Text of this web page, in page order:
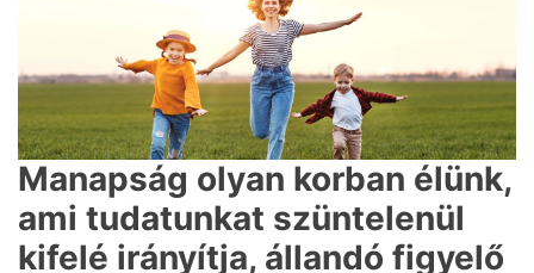
Manapság olyan korban élünk,
ami tudatunkat szüntelenül
kifelé irányítja, állandó figyelő